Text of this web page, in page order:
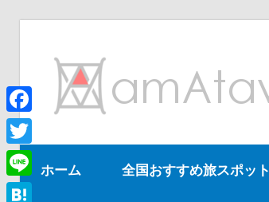
ン
ツ
へ
ス
キ
を
見
ホーム 全国おすすめ旅スポット
Facebook
Twitter
Line